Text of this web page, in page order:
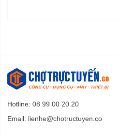
Hotline: 08 99 00 20 20
Email: lienhe@chotructuyen.co